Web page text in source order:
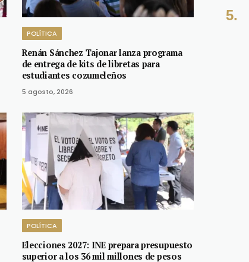
POLÍTICA
Renán Sánchez Tajonar lanza programa
de entrega de kits de libretas para
estudiantes cozumeleños
5 agosto, 2026
POLÍTICA
Elecciones 2027: INE prepara presupuesto
superior a los 36 mil millones de pesos